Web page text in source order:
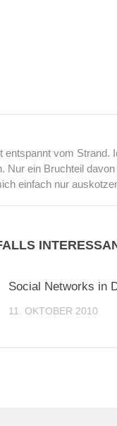
vom Strand.
Nur ein Bruchteil
einfach nur
Social Networks in
11. OKTOBER 2010